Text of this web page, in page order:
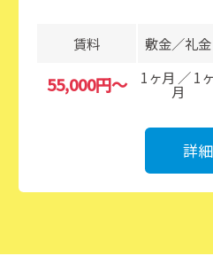
賃料 敷金／礼金
55,000円～ 1ヶ月 ／ 1ヶ
月
詳細